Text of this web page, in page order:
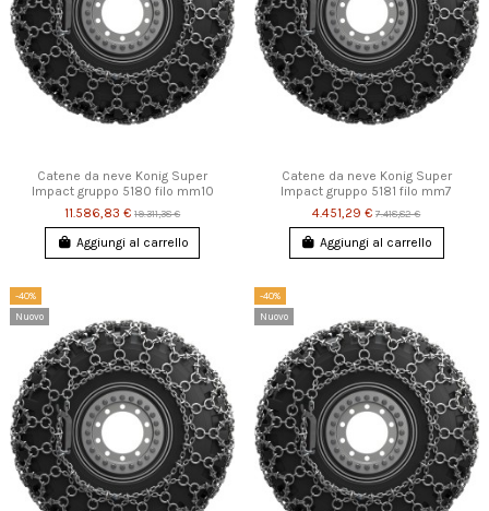
Catene da neve Konig Super
Impact gruppo 5180 filo mm10
11.586,83 €19.311,38 €
Aggiungi al carrello
Catene da neve Konig Super
Impact gruppo 5181 filo mm7
4.451,29 €7.418,82 €
Aggiungi al carrello
-40%
Nuovo
-40%
Nuovo